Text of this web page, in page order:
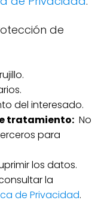
de
del interesado.
tratamiento: No
para
los datos.
la
de Privacidad.